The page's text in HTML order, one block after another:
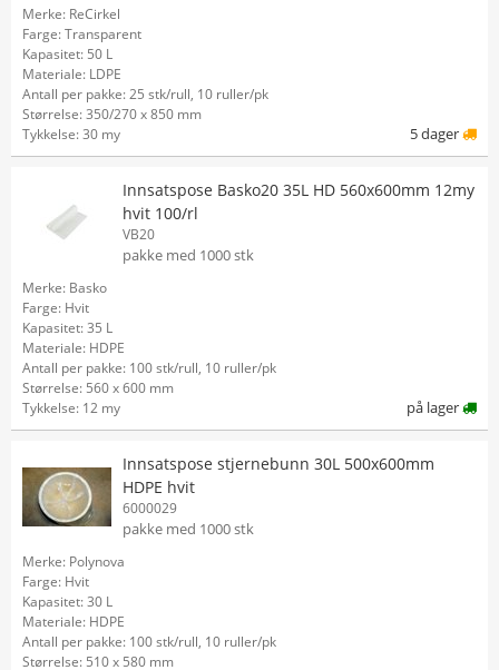
Merke: ReCirkel
Farge: Transparent
Kapasitet: 50 L
Materiale: LDPE
Antall per pakke: 25 stk/rull, 10 ruller/pk
Størrelse: 350/270 x 850 mm
Tykkelse: 30 my
5 dager
Innsatspose Basko20 35L HD 560x600mm 12my
hvit 100/rl
VB20
pakke med 1000 stk
Merke: Basko
Farge: Hvit
Kapasitet: 35 L
Materiale: HDPE
Antall per pakke: 100 stk/rull, 10 ruller/pk
Størrelse: 560 x 600 mm
Tykkelse: 12 my
på lager
Innsatspose stjernebunn 30L 500x600mm
HDPE hvit
6000029
pakke med 1000 stk
Merke: Polynova
Farge: Hvit
Kapasitet: 30 L
Materiale: HDPE
Antall per pakke: 100 stk/rull, 10 ruller/pk
Størrelse: 510 x 580 mm